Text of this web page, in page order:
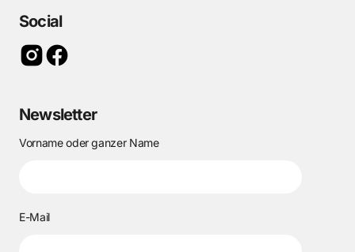
Social
Newsletter
Vorname oder ganzer Name
E-Mail